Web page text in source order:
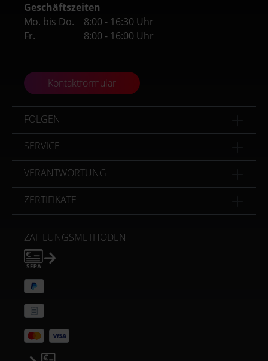
Geschäftszeiten
Mo. bis Do.
8:00 - 16:30 Uhr
Fr.
8:00 - 16:00 Uhr
Kontaktformular
FOLGEN
SERVICE
VERANTWORTUNG
ZERTIFIKATE
ZAHLUNGSMETHODEN